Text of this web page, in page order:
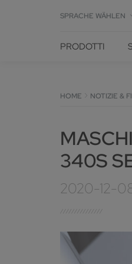
SPRACHE WÄHLEN
PRODOTTI
HOME NOTIZIE &
340S
2020-12-